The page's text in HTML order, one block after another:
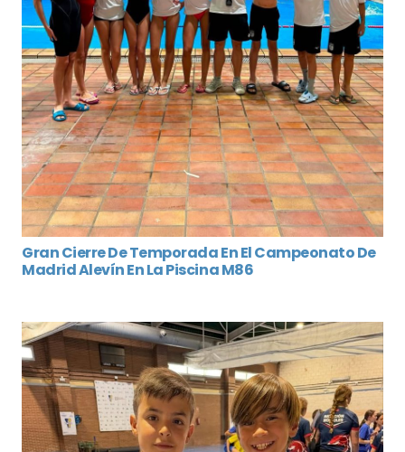
Gran Cierre De Temporada En El Campeonato De
Madrid Alevín En La Piscina M86